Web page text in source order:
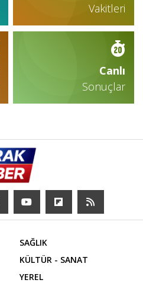
Vakitleri
Canlı
Sonuçlar
SAĞLIK
KÜLTÜR - SANAT
YEREL